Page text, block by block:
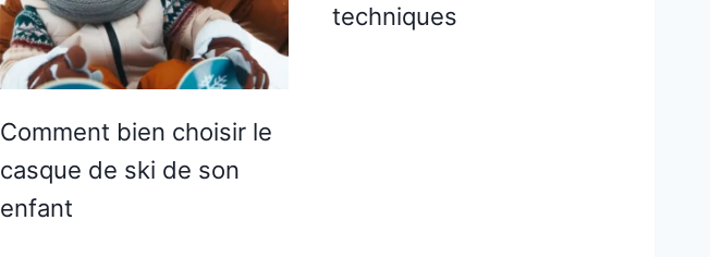
Comment bien choisir le
casque de ski de son
enfant
techniques